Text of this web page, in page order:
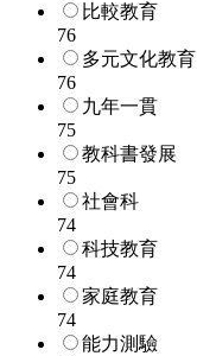
比較教育
76
多元文化教育
76
九年一貫
75
教科書發展
75
社會科
74
科技教育
74
家庭教育
74
能力測驗